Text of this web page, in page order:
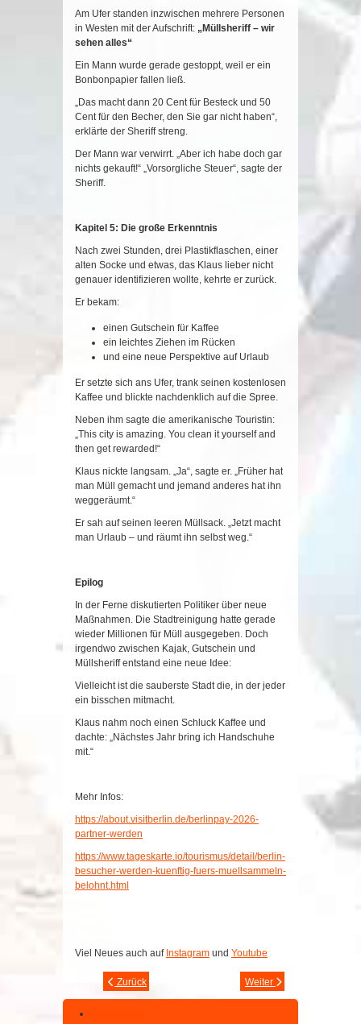
Am Ufer standen inzwischen mehrere Personen
in Westen mit der Aufschrift: „Müllsheriff – wir
sehen alles“
Ein Mann wurde gerade gestoppt, weil er ein
Bonbonpapier fallen ließ.
„Das macht dann 20 Cent für Besteck und 50
Cent für den Becher, den Sie gar nicht haben“,
erklärte der Sheriff streng.
Der Mann war verwirrt. „Aber ich habe doch gar
nichts gekauft!“ „Vorsorgliche Steuer“, sagte der
Sheriff.
Kapitel 5: Die große Erkenntnis
Nach zwei Stunden, drei Plastikflaschen, einer
alten Socke und etwas, das Klaus lieber nicht
genauer identifizieren wollte, kehrte er zurück.
Er bekam:
einen Gutschein für Kaffee
ein leichtes Ziehen im Rücken
und eine neue Perspektive auf Urlaub
Er setzte sich ans Ufer, trank seinen kostenlosen
Kaffee und blickte nachdenklich auf die Spree.
Neben ihm sagte die amerikanische Touristin:
„This city is amazing. You clean it yourself and
then get rewarded!“
Klaus nickte langsam. „Ja“, sagte er. „Früher hat
man Müll gemacht und jemand anderes hat ihn
weggeräumt.“
Er sah auf seinen leeren Müllsack. „Jetzt macht
man Urlaub – und räumt ihn selbst weg.“
Epilog
In der Ferne diskutierten Politiker über neue
Maßnahmen. Die Stadtreinigung hatte gerade
wieder Millionen für Müll ausgegeben. Doch
irgendwo zwischen Kajak, Gutschein und
Müllsheriff entstand eine neue Idee:
Vielleicht ist die sauberste Stadt die, in der jeder
ein bisschen mitmacht.
Klaus nahm noch einen Schluck Kaffee und
dachte: „Nächstes Jahr bring ich Handschuhe
mit.“
Mehr Infos:
https://about.visitberlin.de/berlinpay-2026-
partner-werden
https://www.tageskarte.io/tourismus/detail/berlin-
besucher-werden-kuenftig-fuers-muellsammeln-
belohnt.html
Viel Neues auch auf Instagram und Youtube
Zurück Weiter